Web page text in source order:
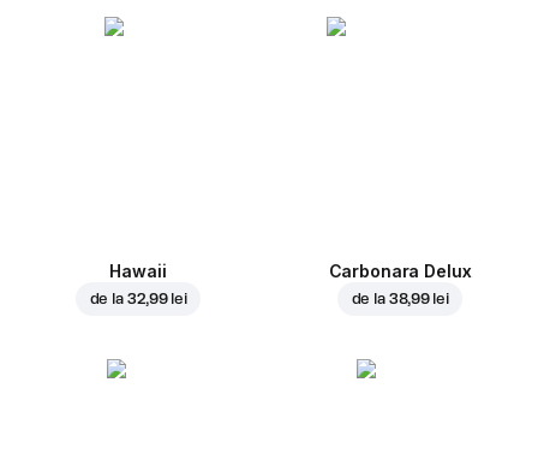
Hawaii
de la 32,99 lei
Carbonara Delux
de la 38,99 lei